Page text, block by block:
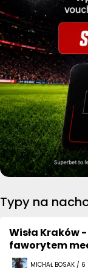
Typy na
Wisła Kraków
faworytem
MICHAŁ BOSAK /